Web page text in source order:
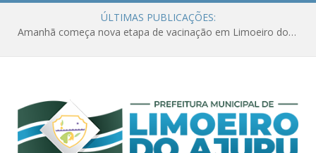
ÚLTIMAS PUBLICAÇÕES:
Amanhã começa nova etapa de vacinação em Limoeiro do Ajuru para idosos com 65 ou mais